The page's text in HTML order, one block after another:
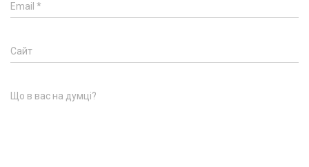
Email *
Сайт
Що в вас на думці?